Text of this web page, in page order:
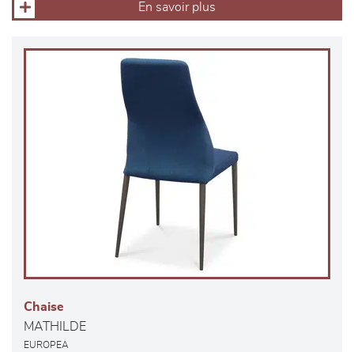
En savoir plus
Chaise
MATHILDE
EUROPEA